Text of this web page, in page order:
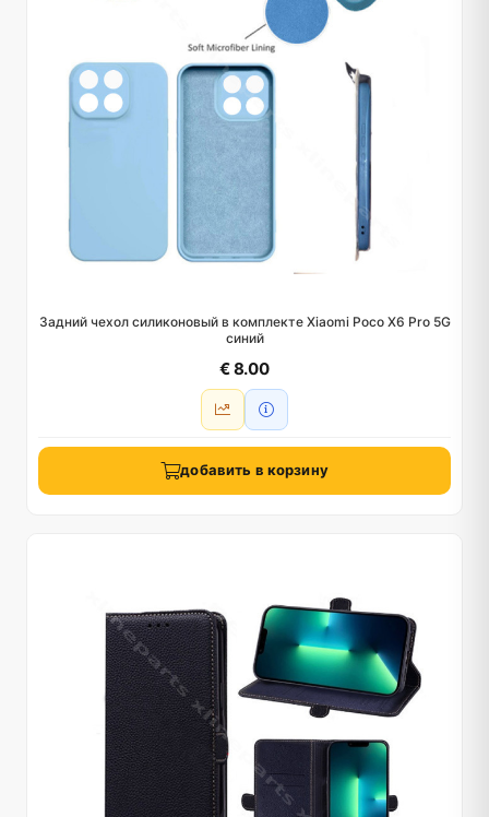
Задний чехол силиконовый в комплекте Xiaomi Poco X6 Pro 5G
синий
€ 8.00
добавить в корзину